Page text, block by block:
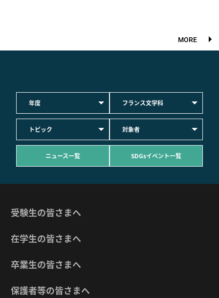
MORE
年度 フランス文学科
トピック 対象者
ニュース一覧 SDGsイベント一覧
受験生の皆さまへ
在学生の皆さまへ
卒業生の皆さまへ
保護者等の皆さまへ